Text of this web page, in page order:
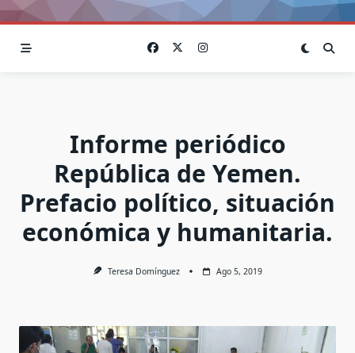
Informe periódico
República de Yemen.
Prefacio político, situación
económica y humanitaria.
Teresa Domínguez Ago 5, 2019